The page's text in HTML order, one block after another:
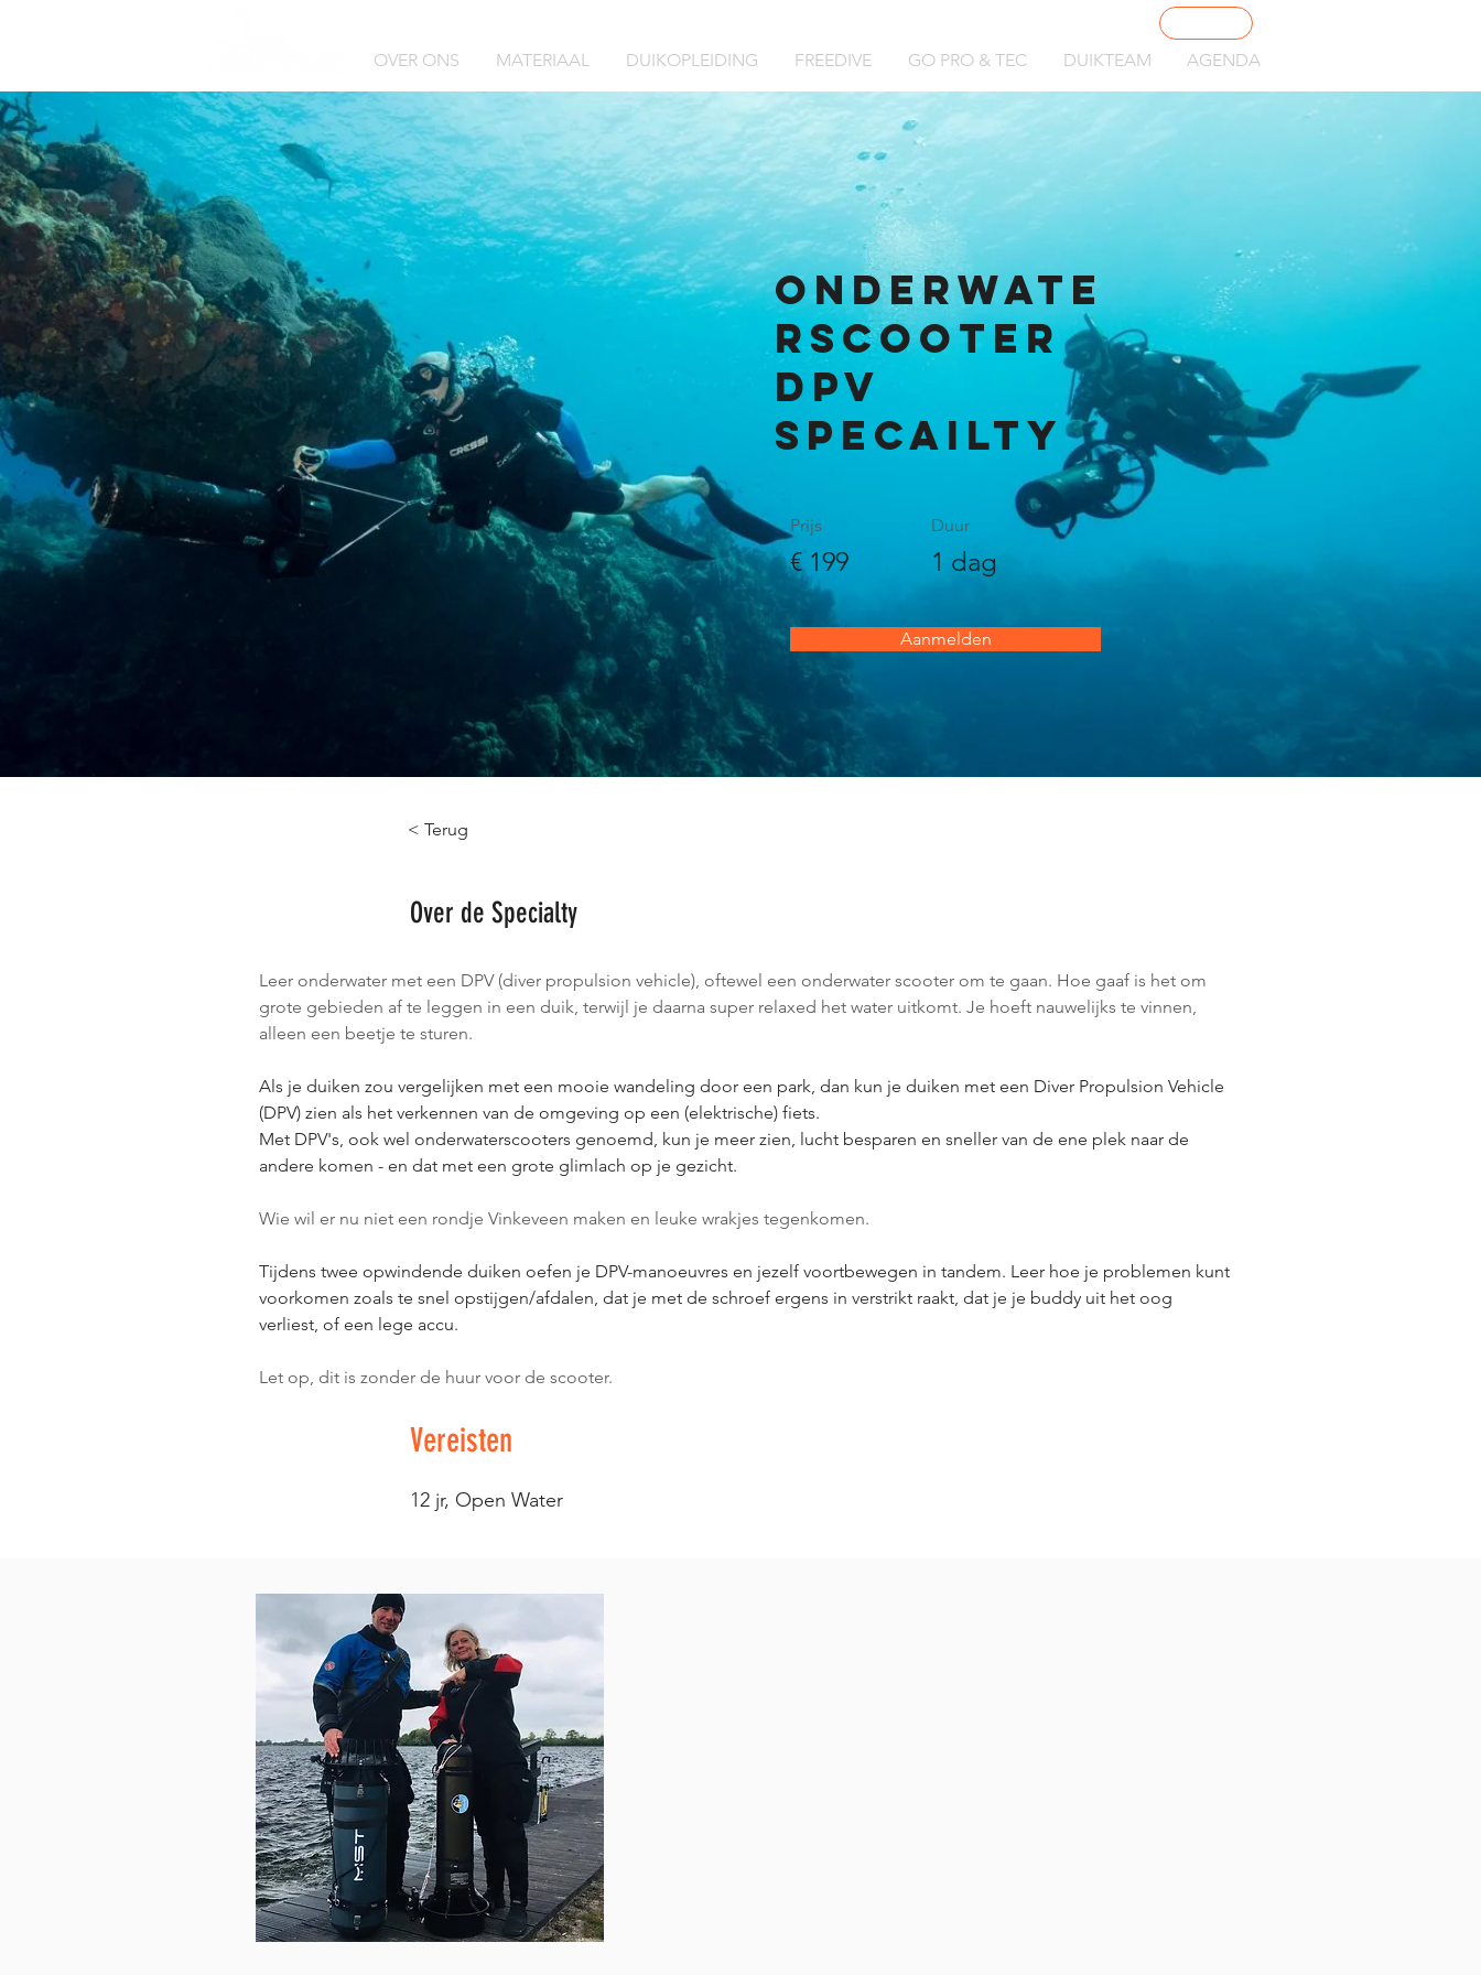
OVER ONS MATERIAAL DUIKOPLEIDING FREEDIVE GO PRO & TEC DUIKTEAM AGENDA
Onderwate
rscooter
DPV
Specailty
Prijs
€ 199
Duur
1 dag
Aanmelden
< Terug
Over de Specialty
Leer onderwater met een DPV (diver propulsion vehicle), oftewel een onderwater scooter om te gaan. Hoe gaaf is het om
grote gebieden af te leggen in een duik, terwijl je daarna super relaxed het water uitkomt. Je hoeft nauwelijks te vinnen,
alleen een beetje te sturen.
Als je duiken zou vergelijken met een mooie wandeling door een park, dan kun je duiken met een Diver Propulsion Vehicle
(DPV) zien als het verkennen van de omgeving op een (elektrische) fiets.
Met DPV's, ook wel onderwaterscooters genoemd, kun je meer zien, lucht besparen en sneller van de ene plek naar de
andere komen - en dat met een grote glimlach op je gezicht.
Wie wil er nu niet een rondje Vinkeveen maken en leuke wrakjes tegenkomen.
Tijdens twee opwindende duiken oefen je DPV-manoeuvres en jezelf voortbewegen in tandem. Leer hoe je problemen kunt
voorkomen zoals te snel opstijgen/afdalen, dat je met de schroef ergens in verstrikt raakt, dat je je buddy uit het oog
verliest, of een lege accu.
Let op, dit is zonder de huur voor de scooter.
Vereisten
12 jr, Open Water